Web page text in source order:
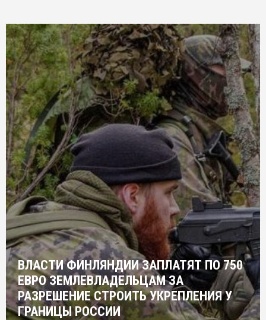
ВЛАСТИ ФИНЛЯНДИИ ЗАПЛАТЯТ ПО 750
ЕВРО ЗЕМЛЕВЛАДЕЛЬЦАМ ЗА
РАЗРЕШЕНИЕ СТРОИТЬ УКРЕПЛЕНИЯ У
ГРАНИЦЫ РОССИИ